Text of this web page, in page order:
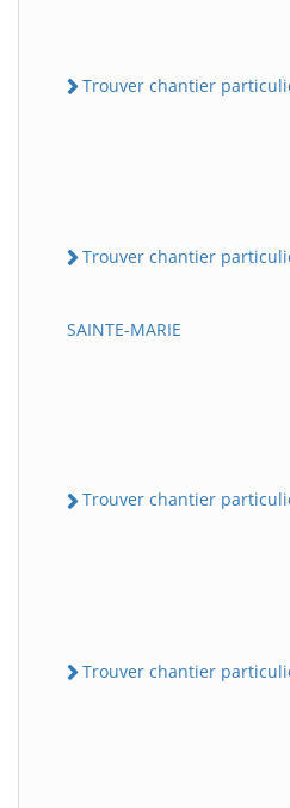
Trouver chantier
Trouver chantier
SAINTE-MARIE
Trouver chantier
Trouver chantier